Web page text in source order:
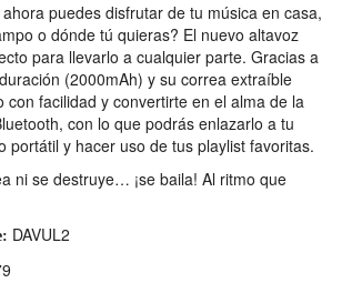
puedes disfrutar de tu música en casa,
o dónde tú quieras? El nuevo altavoz
para llevarlo a cualquier parte. Gracias a
(2000mAh) y su correa extraíble
con facilidad y convertirte en el alma de la
con lo que podrás enlazarlo a tu
portátil y hacer uso de tus playlist favoritas.
ni se destruye… ¡se baila! Al ritmo que
DAVUL2